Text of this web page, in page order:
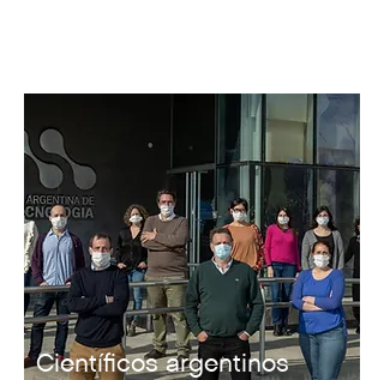
Científicos argentinos